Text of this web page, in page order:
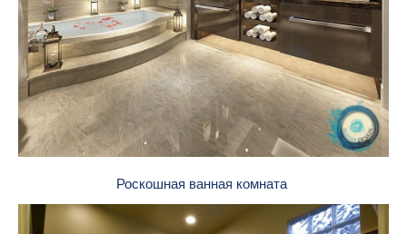
Роскошная ванная комната